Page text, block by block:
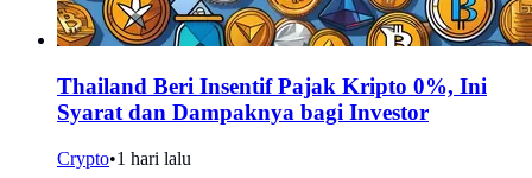
Thailand Beri Insentif Pajak Kripto 0%, Ini
Syarat dan Dampaknya bagi Investor
Crypto•1 hari lalu